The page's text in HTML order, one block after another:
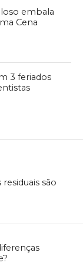
embala
Cena
3 feriados
são